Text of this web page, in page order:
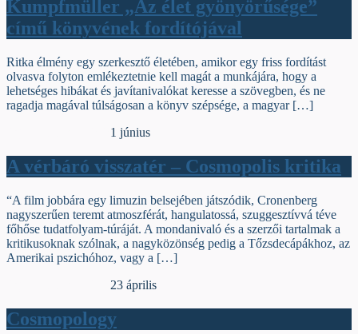
Kumpfmüller „Az élet gyönyörűsége”
című könyvének fordítójával
Ritka élmény egy szerkesztő életében, amikor egy friss fordítást
olvasva folyton emlékeztetnie kell magát a munkájára, hogy a
lehetséges hibákat és javítanivalókat keresse a szövegben, és ne
ragadja magával túlságosan a könyv szépsége, a magyar […]
1 június
A vérbáró visszatér – Cosmopolis kritika
“A film jobbára egy limuzin belsejében játszódik, Cronenberg
nagyszerűen teremt atmoszférát, hangulatossá, szuggesztívvá téve
főhőse tudatfolyam-túráját. A mondanivaló és a szerzői tartalmak a
kritikusoknak szólnak, a nagyközönség pedig a Tőzsdecápákhoz, az
Amerikai pszichóhoz, vagy a […]
23 április
Cosmopology